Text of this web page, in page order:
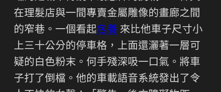
在理髮店與一間專賣金屬雕像的畫廊之間
的窄巷。一個看起包養 來比他車子尺寸小
上三十公分的停車格，上面還灑著一層可
疑的白色粉末。何手殘深吸一口氣。將車
子打了倒檔。他的車載語音系統發出了令